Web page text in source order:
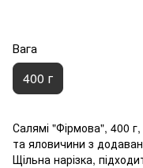
Вага
400 г
Салямі "Фірмова", 400
та яловичини з
Щільна нарізка,